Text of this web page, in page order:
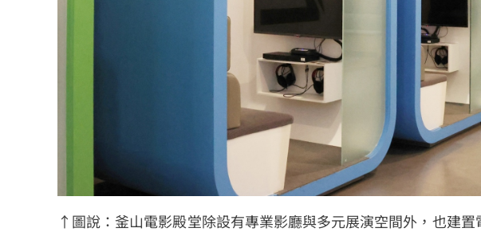
↑圖說：釜山電影殿堂除設有專業影廳與多元展演空間外，也建